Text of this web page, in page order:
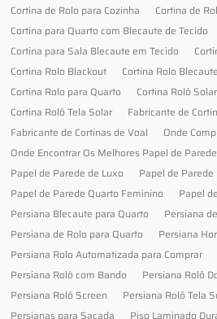
Cortina de Rolo para Cozinha
Cortina de
Cortina para Quarto com Blecaute de Tecido
Cortina para Sala Blecaute em Tecido
Cortina Rolo Blackout
Cortina Rolo
Cortina Rolo para Quarto
Cortina Rolô
Cortina Rolô Tela Solar
Fabricante de
Fabricante de Cortinas de Voal
Onde
Onde Encontrar Os Melhores Papel de Parede
Papel de Parede de Luxo
Papel de
Papel de Parede Quarto Feminino
Papel
Persiana Blecaute para Quarto
Persiana
Persiana de Rolo para Quarto
Persiana
Persiana Rolo Automatizada para Comprar
Persiana Rolô com Bando
Persiana Rolô
Persiana Rolô Screen
Persiana Rolô Tela
Persianas para Sacada
Piso Laminado